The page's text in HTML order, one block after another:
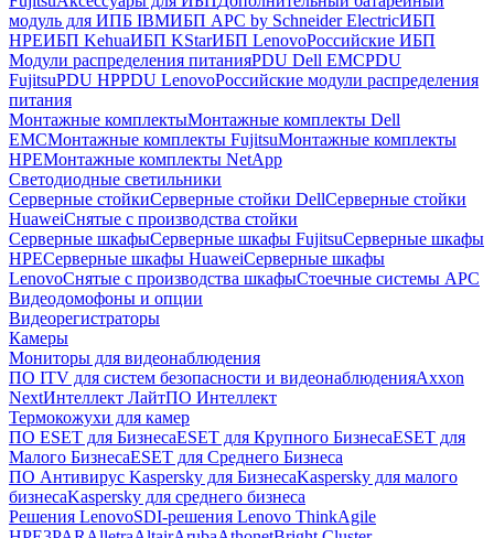
модуль для ИПБ IBMИБП APC by Schneider ElectricИБП
HPEИБП KehuaИБП KStarИБП LenovoРоссийские ИБП
Модули распределения питанияPDU Dell EMCPDU
FujitsuPDU HPPDU LenovoРоссийские модули распределения
питания
Монтажные комплектыМонтажные комплекты Dell
EMCМонтажные комплекты FujitsuМонтажные комплекты
HPEМонтажные комплекты NetApp
Светодиодные светильники
Серверные стойкиСерверные стойки DellСерверные стойки
HuaweiСнятые с производства стойки
Серверные шкафыСерверные шкафы FujitsuСерверные шкафы
HPEСерверные шкафы HuaweiСерверные шкафы
LenovoСнятые с производства шкафыСтоечные системы APC
Видеодомофоны и опции
Видеорегистраторы
Камеры
Мониторы для видеонаблюдения
ПО ITV для систем безопасности и видеонаблюденияAxxon
NextИнтеллект ЛайтПО Интеллект
Термокожухи для камер
ПО ESET для БизнесаESET для Крупного БизнесаESET для
Малого БизнесаESET для Среднего Бизнеса
ПО Антивирус Kaspersky для БизнесаKaspersky для малого
бизнесаKaspersky для среднего бизнеса
Решения LenovoSDI-решения Lenovo ThinkAgile